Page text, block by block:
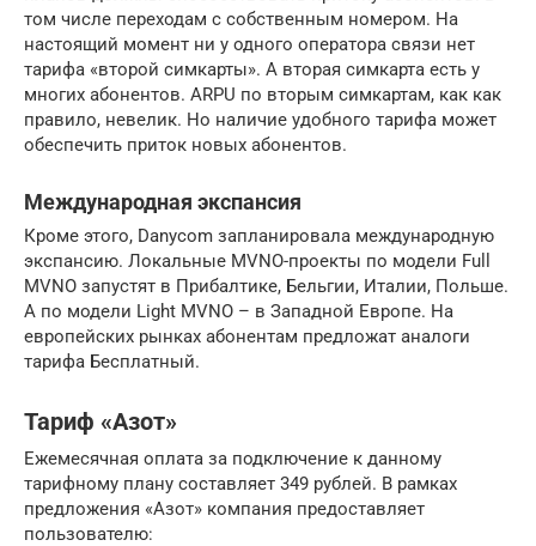
том числе переходам с собственным номером. На
настоящий момент ни у одного оператора связи нет
тарифа «второй симкарты». А вторая симкарта есть у
многих абонентов. ARPU по вторым симкартам, как как
правило, невелик. Но наличие удобного тарифа может
обеспечить приток новых абонентов.
Международная экспансия
Кроме этого, Danycom запланировала международную
экспансию. Локальные MVNO-проекты по модели Full
MVNO запустят в Прибалтике, Бельгии, Италии, Польше.
А по модели Light MVNO – в Западной Европе. На
европейских рынках абонентам предложат аналоги
тарифа Бесплатный.
Тариф «Азот»
Ежемесячная оплата за подключение к данному
тарифному плану составляет 349 рублей. В рамках
предложения «Азот» компания предоставляет
пользователю: